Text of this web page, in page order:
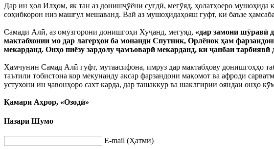
Дар ин ҳол Илҳом, як тан аз донишҷӯёни суғдӣ, мегӯяд, ҳолатҳоеро мушоҳида
соҳибкорон низ машғул мешаванд. Вай аз мушоҳидаҳояш гуфт, ки баъзе
Самади Алӣ, аз омӯзгорони донишгоҳи Хуҷанд, мегӯяд, «дар замони шӯравӣ
мактабхонии мо дар лагерҳои ба монанди Спутник, Орлёнок ҳам
мекарданд. Онҳо пиёзу зардолу ҷамъоварӣ мекарданд, ки ҷанбаи тарбиявӣ
Ҳамчунин Самад Алӣ гуфт, мутаасифона, имрӯз дар мактабҳову донишгоҳҳо
таътили тобистона кор мекунанду аксар фарзандони мақомот ва афроди
устухони ин ҷавонҳоро сахт карда, дар ташаккур ва шаклгирии ояндаи онҳо
Қамари Аҳрор, «Озодӣ»
Назари Шумо
E-mail (Ҳатмӣ)